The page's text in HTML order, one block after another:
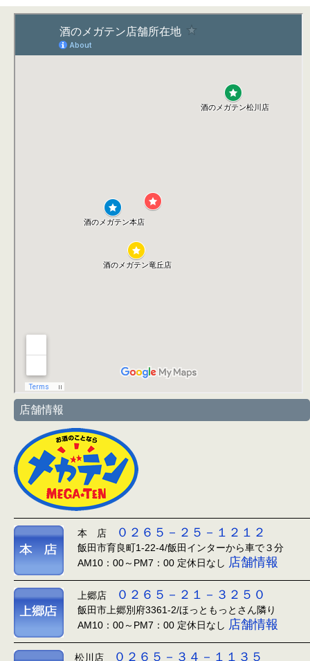
店舗情報
本 店 ０２６５－２５－１２１２
飯田市育良町1-22-4/飯田インターから車で３分
AM10：00～PM7：00 定休日なし 店舗情報
上郷店 ０２６５－２１－３２５０
飯田市上郷別府3361-2/ほっともっとさん隣り
AM10：00～PM7：00 定休日なし 店舗情報
松川店 ０２６５－３４－１１３５